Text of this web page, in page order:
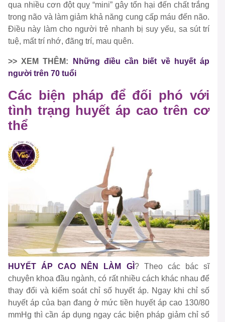
qua nhiều cơn đột quỵ “mini” gây tổn hại đến chất trắng
trong não và làm giảm khả năng cung cấp máu đến não.
Điều này làm cho người trẻ nhanh bị suy yếu, sa sút trí
tuệ, mất trí nhớ, đãng trí, mau quên.
>> XEM THÊM:
Những điều cần biết về huyết áp
người trên 70 tuổi
Các biện pháp để đối phó với
tình trạng huyết áp cao trên cơ
thể
HUYẾT ÁP CAO NÊN LÀM GÌ ? Theo các bác sĩ
chuyên khoa đầu ngành, có rất nhiều cách khác nhau để
thay đổi và kiểm soát chỉ số huyết áp. Ngay khi chỉ số
huyết áp của bạn đang ở mức tiền huyết áp cao 130/80
mmHg thì cần áp dụng ngay các biện pháp giảm chỉ số